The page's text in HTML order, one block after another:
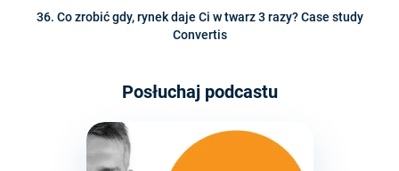
36. Co zrobić gdy, rynek daje Ci w twarz 3 razy? Case study
Convertis
Posłuchaj podcastu